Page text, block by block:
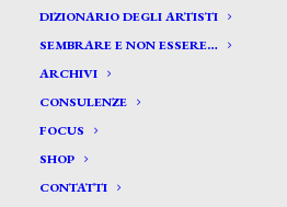
DIZIONARIO DEGLI ARTISTI
SEMBRARE E NON ESSERE…
ARCHIVI
CONSULENZE
FOCUS
SHOP
CONTATTI
Bonfiglio Renzo